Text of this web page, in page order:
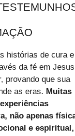
histórias de cura e
da fé em Jesus
provando que sua
as eras. Muitas
não apenas
e espiritual,